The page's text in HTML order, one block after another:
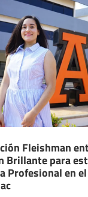
Fleishman
Brillante para
Profesional en el